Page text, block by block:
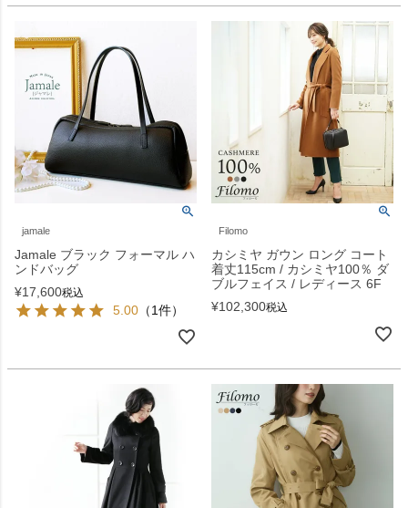
jamale
Jamale ブラック フォーマル ハ
ンドバッグ
¥17,600税込
5.00 （1件）
Filomo
カシミヤ ガウン ロング コート
着丈115cm / カシミヤ100％ ダ
ブルフェイス / レディース 6F
¥102,300税込